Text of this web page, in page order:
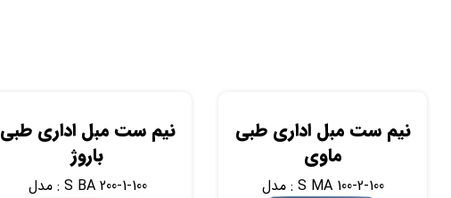
نیم ست مبل اداری طبی
ماوی
مدل : S MA 100-2-100
نیم ست مبل اداری طبی
باروژ
مدل : S BA 200-1-100